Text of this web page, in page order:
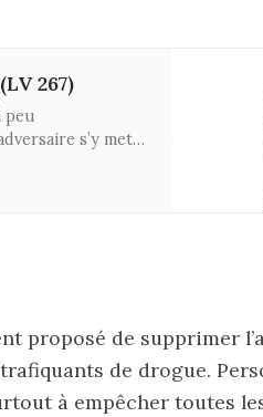
267)
peu
s’y met
proposé de supprimer
de drogue.
à empêcher toutes